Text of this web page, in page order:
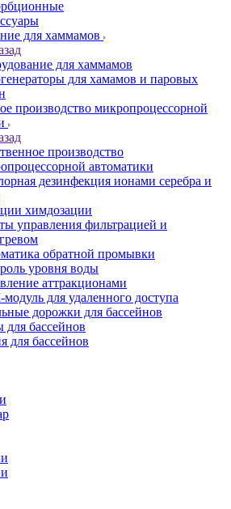
для хаммамов
для хаммамов
для хамамов и паровых
производство микропроцессорной
производство
автоматики
дезинфекция ионами серебра и
химдозации
управления фильтрацией и
обратной промывки
уровня воды
аттракционами
для удаленного доступа
дорожки для бассейнов
бассейнов
для бассейнов